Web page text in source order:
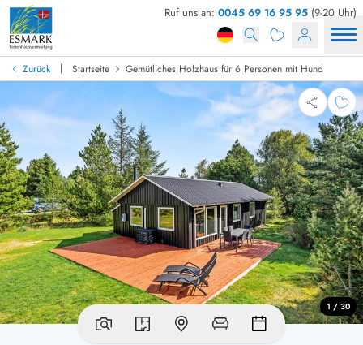
Ruf uns an: 0045 69 16 95 95 (9-20 Uhr)
Zurück | Startseite Gemütliches Holzhaus für 6 Personen mit Hund
1 / 30